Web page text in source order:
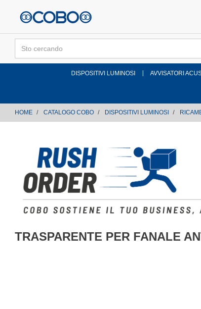
DISPOSITIVI LUMINOSI AVVISATORI
HOME CATALOGO COBO DISPOSITIVI LUMINOSI
TRASPARENTE PER FANALE